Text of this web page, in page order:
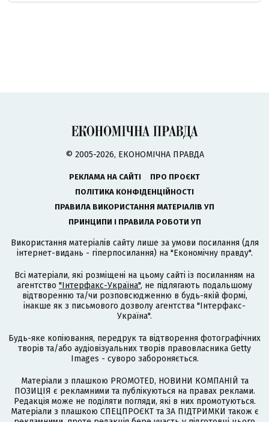
© 2005-2026, ЕКОНОМІЧНА ПРАВДА
РЕКЛАМА НА САЙТІ
ПРО ПРОЄКТ
ПОЛІТИКА КОНФІДЕНЦІЙНОСТІ
ПРАВИЛА ВИКОРИСТАННЯ МАТЕРІАЛІВ УП
ПРИНЦИПИ І ПРАВИЛА РОБОТИ УП
Використання матеріалів сайту лише за умови посилання (для
інтернет-видань - гіперпосилання) на "Економічну правду".
Всі матеріали, які розміщені на цьому сайті із посиланням на
агентство "Інтерфакс-Україна", не підлягають подальшому
відтворенню та/чи розповсюдженню в будь-якій формі,
інакше як з письмового дозволу агентства "Інтерфакс-
Україна".
Будь-яке копіювання, передрук та відтворення фотографічних
творів та/або аудіовізуальних творів правовласника Getty
Images - суворо забороняється.
Матеріали з плашкою PROMOTED, НОВИНИ КОМПАНІЙ та
ПОЗИЦІЯ є рекламними та публікуються на правах реклами.
Редакція може не поділяти погляди, які в них промотуються.
Матеріали з плашкою СПЕЦПРОЄКТ та ЗА ПІДТРИМКИ також є